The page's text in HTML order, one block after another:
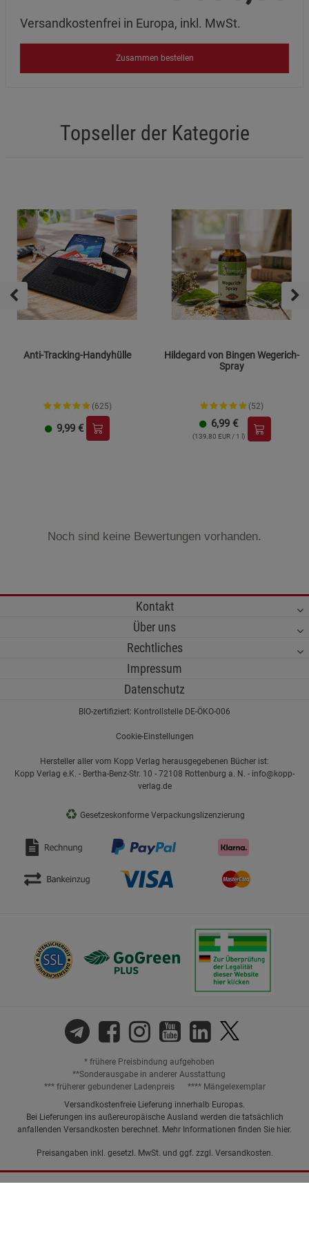
Versandkostenfrei in Europa, inkl. MwSt.
Zusammen bestellen
Topseller der Kategorie
Anti-Tracking-Handyhülle
(625)
9,99 €
Hildegard von Bingen Wegerich-
Spray
(52)
6,99 €
(139,80 EUR / 1 l)
Noch sind keine Bewertungen vorhanden.
Kontakt
Über uns
Rechtliches
Impressum
Datenschutz
BIO-zertifiziert: Kontrollstelle DE-ÖKO-006
Cookie-Einstellungen
Hersteller aller vom Kopp Verlag herausgegebenen Bücher ist:
Kopp Verlag e.K. - Bertha-Benz-Str. 10 - 72108 Rottenburg a. N. - info@kopp-
verlag.de
♻ Gesetzeskonforme Verpackungslizenzierung
* frühere Preisbindung aufgehoben
**Sonderausgabe in anderer Ausstattung
*** früherer gebundener Ladenpreis
**** Mängelexemplar
Versandkostenfreie Lieferung innerhalb Europas.
Bei Lieferungen ins außereuropäische Ausland werden die tatsächlich
anfallenden Versandkosten berechnet. Mehr Informationen finden Sie hier.
Preisangaben inkl. gesetzl. MwSt. und ggf. zzgl. Versandkosten.